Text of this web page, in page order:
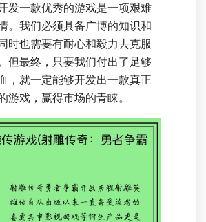
发一款优秀的游戏是一项艰难
。我们必须具备广博的知识和
时也需要有耐心和毅力去克服
但最终，只要我们付出了足够
，就一定能够开发出一款真正
游戏，赢得市场的青睐。